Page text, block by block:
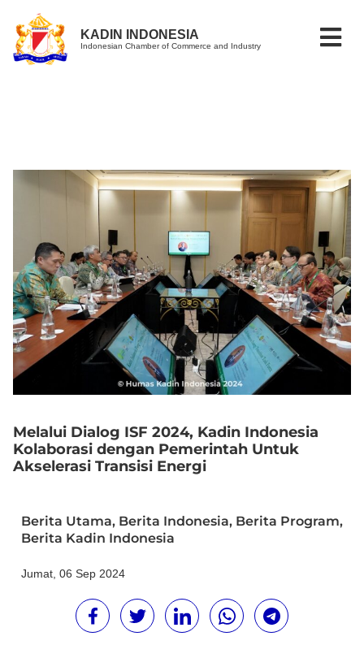
KADIN INDONESIA
Indonesian Chamber of Commerce and Industry
Melalui Dialog ISF 2024, Kadin Indonesia
Kolaborasi dengan Pemerintah Untuk
Akselerasi Transisi Energi
Berita Utama, Berita Indonesia, Berita Program,
Berita Kadin Indonesia
Jumat, 06 Sep 2024